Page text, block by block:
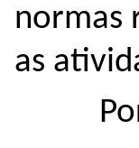
normas
as